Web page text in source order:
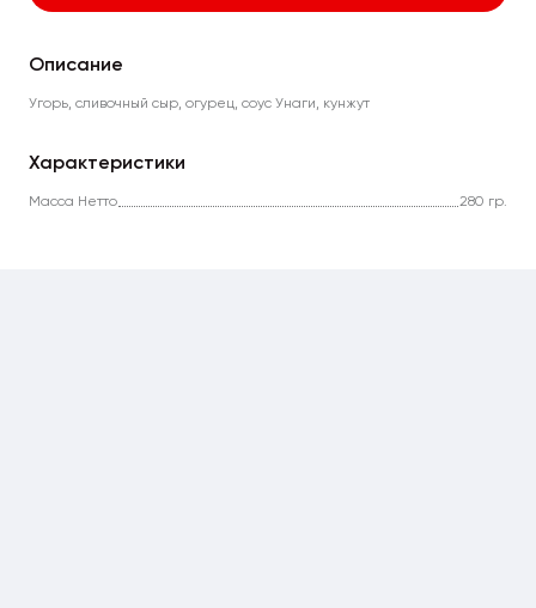
Описание
Угорь, сливочный сыр, огурец, соус Унаги, кунжут
Характеристики
Масса Нетто 280 гр.